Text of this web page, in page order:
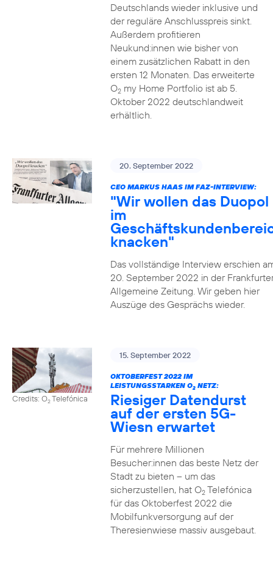
Deutschlands wieder inklusive und
der reguläre Anschlusspreis sinkt.
Außerdem profitieren
Neukund:innen wie bisher von
einem zusätzlichen Rabatt in den
ersten 12 Monaten. Das erweiterte
O2my Home Portfolio ist ab 5.
Oktober 2022 deutschlandweit
erhältlich.
20. September 2022
CEO MARKUS HAAS IM FAZ-INTERVIEW:
"Wir wollen das Duopol
im
knacken"
Das vollständige Interview erschien
20. September 2022 in der
Allgemeine Zeitung. Wir geben hier
Auszüge des Gesprächs wieder.
Credits: O2Telefónica
15. September 2022
OKTOBERFEST 2022 IM
LEISTUNGSSTARKEN O2NETZ:
Riesiger Datendurst
auf der ersten 5G-
Wiesn erwartet
Für mehrere Millionen
Besucher:innen das beste Netz der
Stadt zu bieten – um das
sicherzustellen, hat O2Telefónica
für das Oktoberfest 2022 die
Mobilfunkversorgung auf der
Theresienwiese massiv ausgebaut.